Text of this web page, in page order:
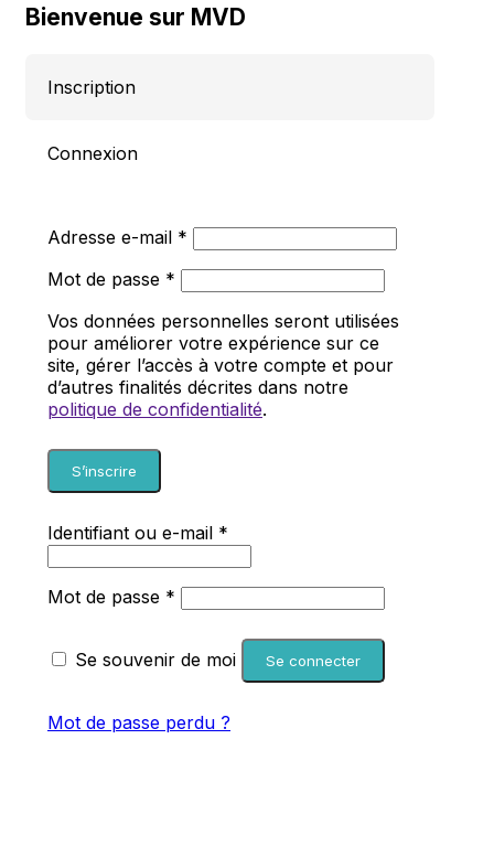
Bienvenue sur MVD
Inscription
Connexion
Adresse e-mail * Obligatoire
Mot de passe * Obligatoire
Vos données personnelles seront utilisées
pour améliorer votre expérience sur ce
site, gérer l’accès à votre compte et pour
d’autres finalités décrites dans notre
politique de confidentialité.
S’inscrire
Identifiant ou e-mail *
Mot de passe * Obligatoire
Se souvenir de moi Se connecter
Mot de passe perdu ?